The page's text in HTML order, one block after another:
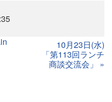
10月23日(水)
「第113回ランチ
商談交流会」
»